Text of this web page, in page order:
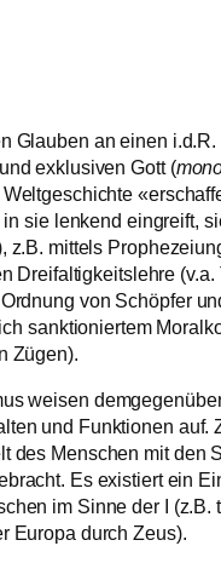
Glauben an einen
exklusiven Gott (
in sie lenkend eingreift,
z.B. mittels
Dreifaltigkeitslehre (v.a.
Ordnung von Schöpfer
sanktioniertem
Zügen).
weisen
und Funktionen auf.
des Menschen mit den
Es existiert ein
im Sinne der I (z.B.
Europa durch Zeus).